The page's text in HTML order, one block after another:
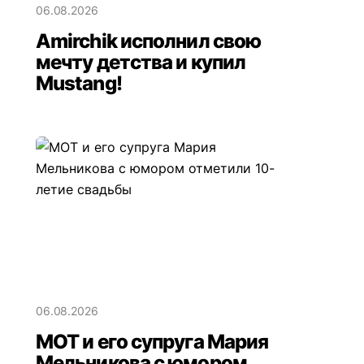
06.08.2026
Amirchik исполнил свою
мечту детства и купил
Mustang!
06.08.2026
МОТ и его супруга Мария